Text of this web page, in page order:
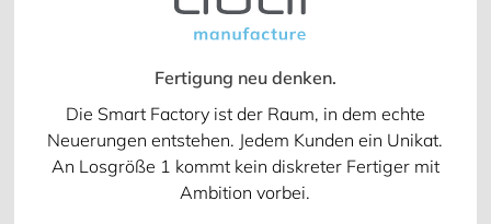
Fertigung neu denken.
Die Smart Factory ist der Raum, in dem echte
Neuerungen entstehen. Jedem Kunden ein Unikat.
An Losgröße 1 kommt kein diskreter Fertiger mit
Ambition vorbei.